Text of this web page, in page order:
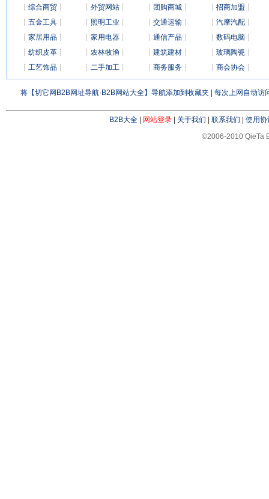
┊ 综合商贸 ┊ ┊ 外贸网站 ┊ ┊ 团购商城 ┊ ┊ 招商加盟 ┊
┊ 五金工具 ┊ ┊ 照明工业 ┊ ┊ 交通运输 ┊ ┊ 汽摩汽配┊
┊ 家居用品 ┊ ┊ 家用电器 ┊ ┊ 通信产品 ┊ ┊ 数码电脑 ┊
┊ 纺织皮革 ┊ ┊ 农林牧渔 ┊ ┊ 建筑建材 ┊ ┊ 玻璃陶瓷┊
┊ 工艺饰品 ┊ ┊ 二手加工 ┊ ┊ 商务服务 ┊ ┊ 商会协会┊
将【切它网B2B网址导航·B2B网站大全】导航添加到收藏夹 每次上网自动访
B2B大全| 网站登录| 关于我们 联系我们
使用协
©2006-2010 QieTa